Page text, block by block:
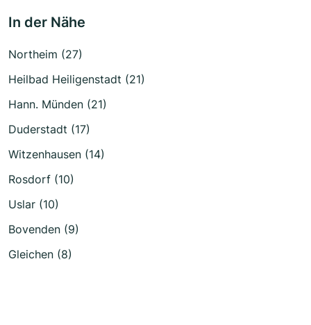
In der Nähe
Northeim (27)
Heilbad Heiligenstadt (21)
Hann. Münden (21)
Duderstadt (17)
Witzenhausen (14)
Rosdorf (10)
Uslar (10)
Bovenden (9)
Gleichen (8)